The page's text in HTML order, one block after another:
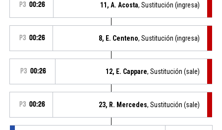
P3 00:26 11, A. Acosta, Sustitución (ingresa)
P3 00:26 8, E. Centeno, Sustitución (ingresa)
P3 00:26 12, E. Cappare, Sustitución (sale)
P3 00:26 23, R. Mercedes, Sustitución (sale)